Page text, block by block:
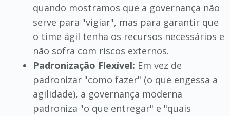
quando mostramos que a governança não
serve para "vigiar", mas para garantir que
o time ágil tenha os recursos necessários e
não sofra com riscos externos.
Padronização Flexível: Em vez de
padronizar "como fazer" (o que engessa a
agilidade), a governança moderna
padroniza "o que entregar" e "quais